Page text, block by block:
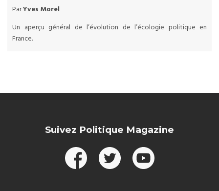
ParYves Morel
Un aperçu général de l’évolution de l’écologie politique en
France.
Suivez Politique Magazine